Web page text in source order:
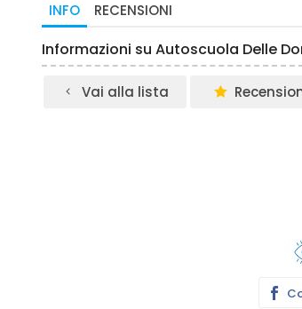
INFO RECENSIONI
Informazioni su Autoscuola Delle
Vai alla lista